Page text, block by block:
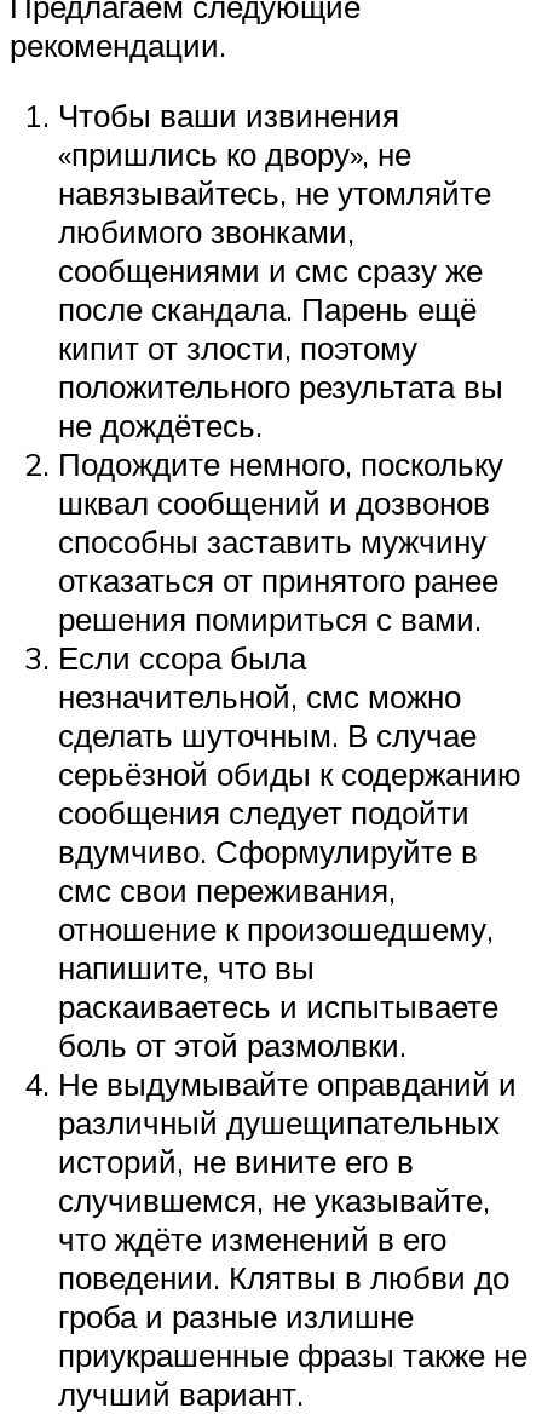
рекомендации.
Чтобы ваши извинения
«пришлись ко двору», не
навязывайтесь, не утомляйте
любимого звонками,
сообщениями и смс сразу же
после скандала. Парень ещё
кипит от злости, поэтому
положительного результата вы
не дождётесь.
Подождите немного, поскольку
шквал сообщений и дозвонов
способны заставить мужчину
отказаться от принятого ранее
решения помириться с вами.
Если ссора была
незначительной, смс можно
сделать шуточным. В случае
серьёзной обиды к содержанию
сообщения следует подойти
вдумчиво. Сформулируйте в
смс свои переживания,
отношение к произошедшему,
напишите, что вы
раскаиваетесь и испытываете
боль от этой размолвки.
Не выдумывайте оправданий и
различный душещипательных
историй, не вините его в
случившемся, не указывайте,
что ждёте изменений в его
поведении. Клятвы в любви до
гроба и разные излишне
приукрашенные фразы также не
лучший вариант.